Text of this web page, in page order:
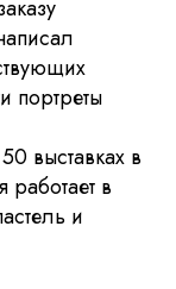
портреты
выставках в
в
и